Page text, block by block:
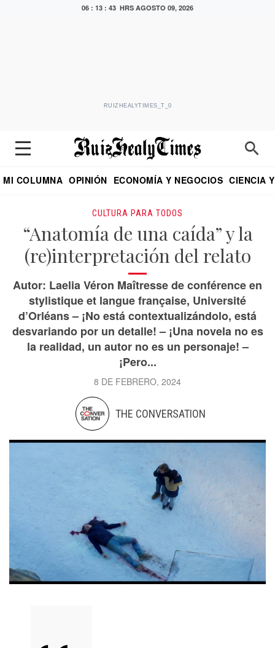
06 : 13 : 44 HRS AGOSTO 09, 2026
RUIZHEALYTIMES_T_0
MI COLUMNA OPINIÓN ECONOMÍA Y NEGOCIOS CIENCIA
CULTURA PARA TODOS
“Anatomía de una caída” y la
(re)interpretación del relato
Autor: Laelia Véron Maîtresse de conférence en
stylistique et langue française, Université
d’Orléans – ¡No está contextualizándolo, está
desvariando por un detalle! – ¡Una novela no es
la realidad, un autor no es un personaje! –
¡Pero...
8 DE FEBRERO, 2024
THE CONVERSATION